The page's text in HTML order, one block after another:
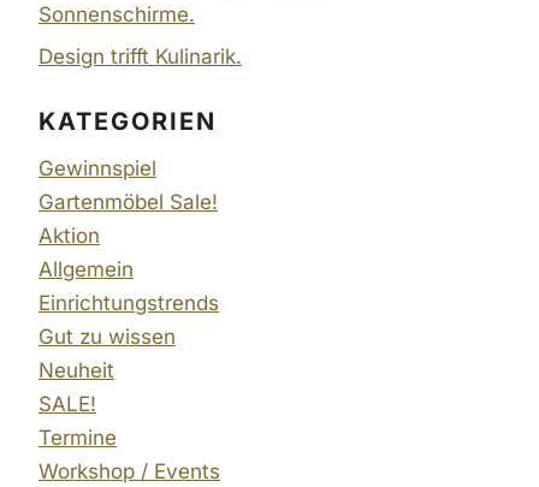
Sonnenschirme.
Design trifft Kulinarik.
KATEGORIEN
Gewinnspiel
Gartenmöbel Sale!
Aktion
Allgemein
Einrichtungstrends
Gut zu wissen
Neuheit
SALE!
Termine
Workshop / Events